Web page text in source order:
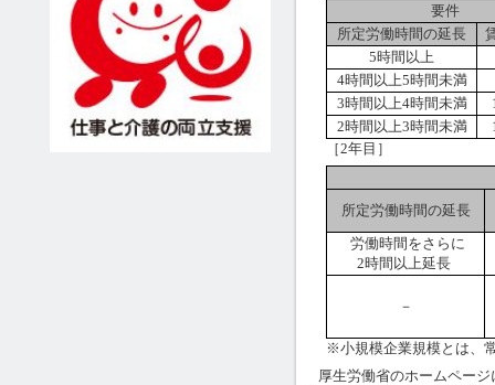
要件
所定労働時間の延長
5時間以上
4時間以上5時間未満
3時間以上4時間未満
2時間以上3時間未満
［2年目］
所定労働時間の延長
労働時間をさらに
2時間以上延長
－
※小規模企業規模とは、
厚生労働省のホームページ